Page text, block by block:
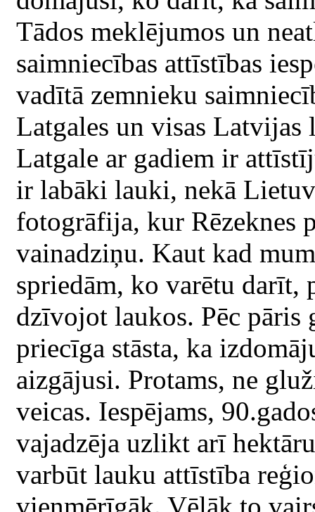
Tādos meklējumos un
saimniecības attīstības
vadītā zemnieku
Latgales un visas Latvijas
Latgale ar gadiem ir
ir labāki lauki, nekā
fotogrāfija, kur Rēzeknes
vainadziņu. Kaut kad
spriedām, ko varētu
dzīvojot laukos. Pēc pāris
priecīga stāsta, ka
aizgājusi. Protams, ne
veicas. Iespējams,
vajadzēja uzlikt arī
varbūt lauku attīstība
vienmērīgāk. Vēlāk to